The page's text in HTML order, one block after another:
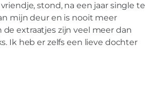
vriendje, stond, na een jaar single te
mijn deur en is nooit meer
de extraatjes zijn veel meer dan
Ik heb er zelfs een lieve dochter